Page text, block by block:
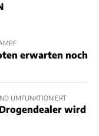
erwarten noch
UMFUNKTIONIERT
wird